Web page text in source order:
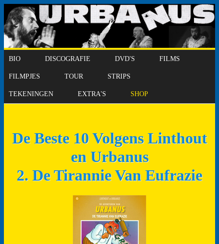
BIO DISCOGRAFIE DVD'S FILMS
FILMPJES TOUR STRIPS
TEKENINGEN EXTRA'S SHOP
De Beste 10 Volgens Linthout
en Urbanus
2. De Tirannie Van Eufrazie